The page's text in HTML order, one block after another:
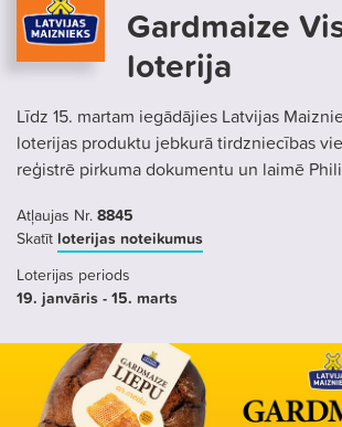
Gardmaize
loterija
Līdz 15. martam iegādājies Latvijas
loterijas produktu jebkurā tirdzniecības
reģistrē pirkuma dokumentu un laimē
Atļaujas Nr. 8845
Skatīt loterijas noteikumus
Loterijas periods
19. janvāris - 15. marts